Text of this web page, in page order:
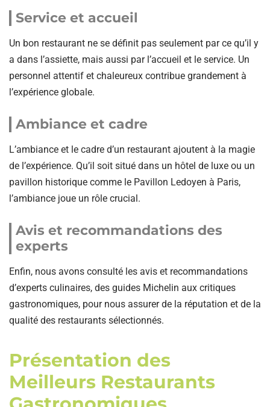
Service et accueil
Un bon restaurant ne se définit pas seulement par ce qu’il y
a dans l’assiette, mais aussi par l’accueil et le service. Un
personnel attentif et chaleureux contribue grandement à
l’expérience globale.
Ambiance et cadre
L’ambiance et le cadre d’un restaurant ajoutent à la magie
de l’expérience. Qu’il soit situé dans un hôtel de luxe ou un
pavillon historique comme le Pavillon Ledoyen à Paris,
l’ambiance joue un rôle crucial.
Avis et recommandations des
experts
Enfin, nous avons consulté les avis et recommandations
d’experts culinaires, des guides Michelin aux critiques
gastronomiques, pour nous assurer de la réputation et de la
qualité des restaurants sélectionnés.
Présentation des
Meilleurs Restaurants